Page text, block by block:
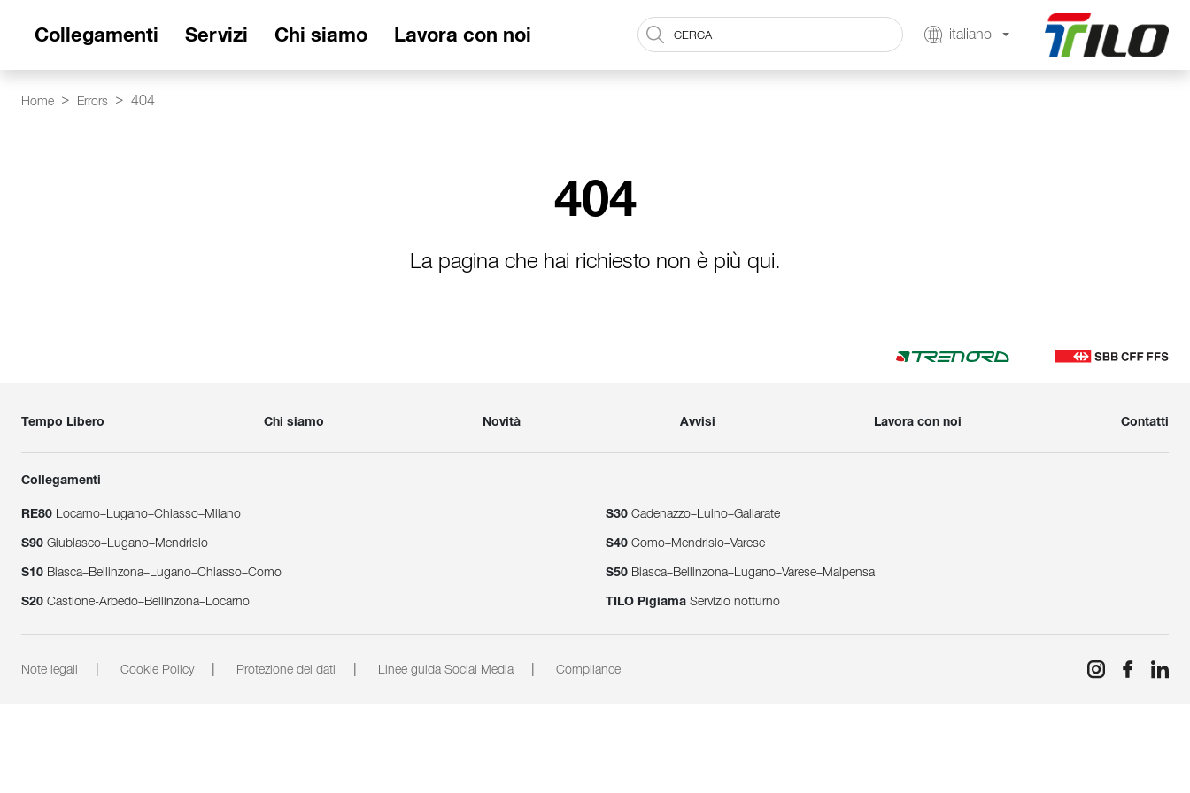
Collegamenti Servizi Chi siamo Lavora con noi italiano
Home Errors 404
404
La pagina che hai richiesto non è più qui.
Tempo Libero Chi siamo Novità Avvisi Lavora con noi Contatti
Collegamenti
RE80 Locarno‒Lugano‒Chiasso‒Milano
S90 Giubiasco–Lugano–Mendrisio
S10 Biasca–Bellinzona–Lugano–Chiasso–Como
S20 Castione-Arbedo–Bellinzona–Locarno
S30 Cadenazzo–Luino–Gallarate
S40 Como–Mendrisio–Varese
S50 Biasca–Bellinzona–Lugano–Varese–Malpensa
TILO Pigiama Servizio notturno
Note legali Cookie Policy Protezione dei dati Linee guida Social Media Compliance